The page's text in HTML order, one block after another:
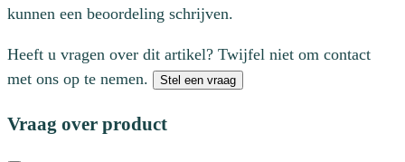
kunnen een beoordeling schrijven.
Heeft u vragen over dit artikel? Twijfel niet om contact
met ons op te nemen.
Stel een vraag
Vraag over product